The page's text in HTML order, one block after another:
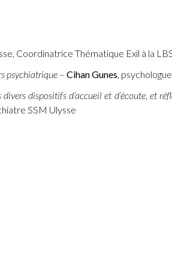
Coordinatrice Thématique Exil à la
psychiatrique – Cihan Gunes ,
dispositifs d’accueil et d’écoute, et
SSM Ulysse